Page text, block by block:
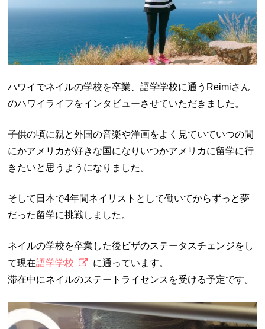
ハワイでネイルの学校を卒業、語学学校に通うReimiさん
のハワイライフをインタビューさせていただきました。
子供の頃に親と外国の音楽や洋画をよく見ていていつの間
にかアメリカが好きな国になりいつかアメリカに留学に行
きたいと思うようになりました。
そして日本で4年間ネイリストとして働いてからずっと夢
だった留学に挑戦しました。
ネイルの学校を卒業した後ビザのステータスチェンジをし
て現在語学学校
に通っています。
滞在中にネイルのステートライセンスを受ける予定です。